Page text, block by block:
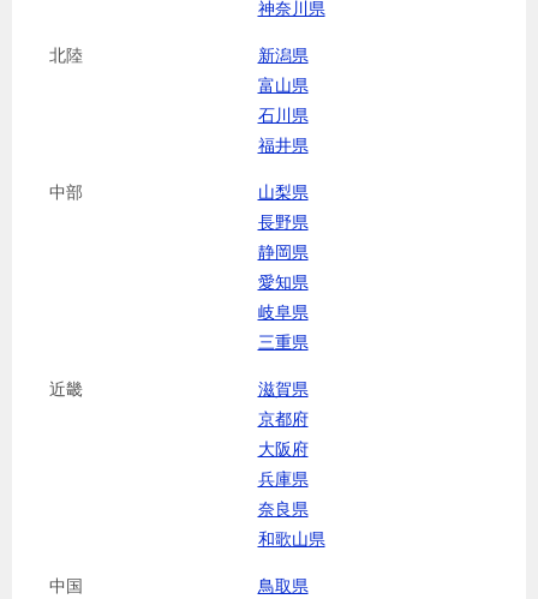
神奈川県
北陸
新潟県
富山県
石川県
福井県
中部
山梨県
長野県
静岡県
愛知県
岐阜県
三重県
近畿
滋賀県
京都府
大阪府
兵庫県
奈良県
和歌山県
中国
鳥取県